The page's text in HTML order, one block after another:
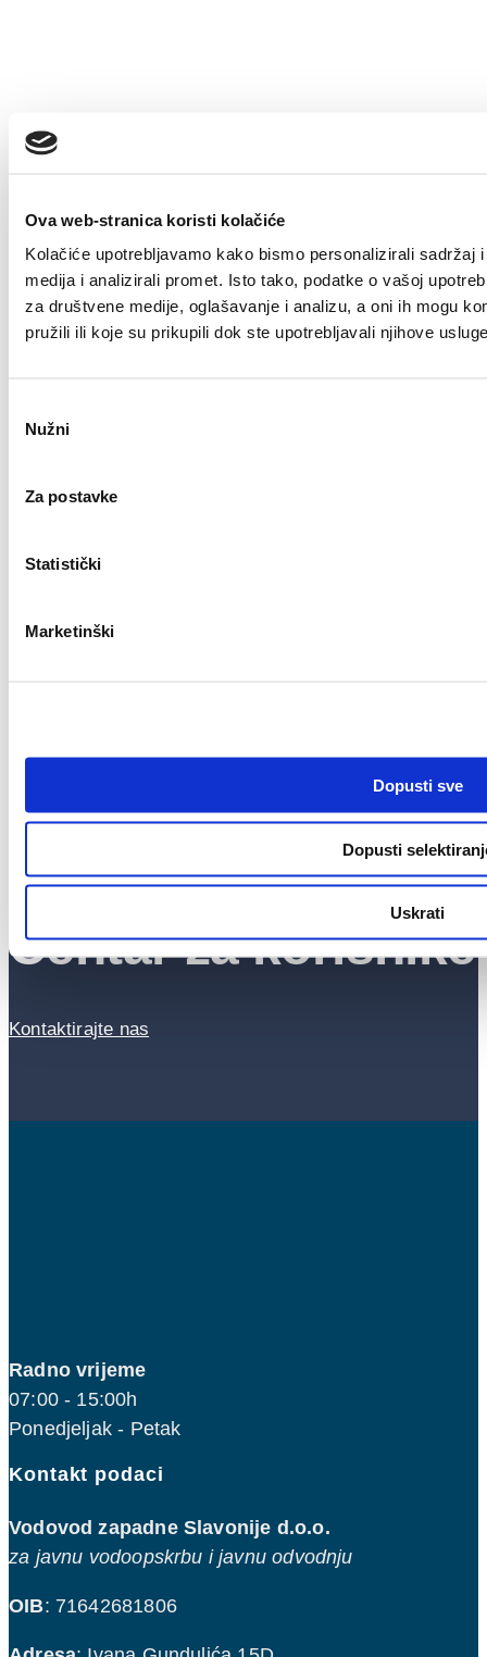
Ova web-stranica koristi kolačiće
Kolačiće upotrebljavamo kako bismo personalizirali sadržaj
medija i analizirali promet. Isto tako, podatke o vašoj
za društvene medije, oglašavanje i analizu, a oni ih mogu
pružili ili koje su prikupili dok ste upotrebljavali njihove
pristanka
Nužni
Za postavke
Statistički
Marketinški
Dopusti sve
Dopusti
Uskrati
Tags
Info
14/09/2022
Obavijest korisnicima na području
Općina Rešetari, Vrbje i Staro
…
20
Centar za korisnike
Kontaktirajte nas
Radno vrijeme
07:00 - 15:00h
Ponedjeljak - Petak
Kontakt podaci
Vodovod zapadne Slavonije d.o.o.
za javnu vodoopskrbu i javnu odvodnju
OIB: 71642681806